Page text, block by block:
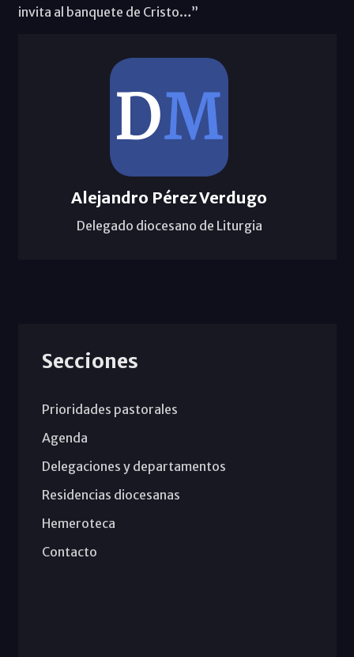
invita al banquete de Cristo…”
Alejandro Pérez Verdugo
Delegado diocesano de Liturgia
Secciones
Prioridades pastorales
Agenda
Delegaciones y departamentos
Residencias diocesanas
Hemeroteca
Contacto